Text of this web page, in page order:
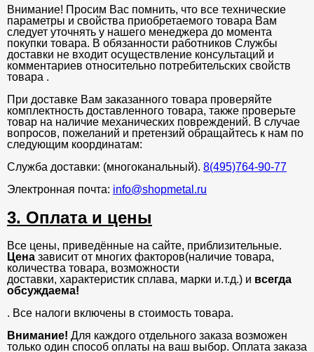
Внимание! Просим Вас помнить, что все технические
параметры и свойства приобретаемого товара Вам
следует уточнять у нашего менеджера до момента
покупки товара. В обязанности работников Службы
доставки не входит осуществление консультаций и
комментариев относительно потребительских свойств
товара .
При доставке Вам заказанного товара проверяйте
комплектность доставленного товара, также проверьте
товар на наличие механических повреждений. В случае
вопросов, пожеланий и претензий обращайтесь к нам по
следующим координатам:
Служба доставки: (многоканальный). 8(495)764-90-77
Электронная почта: info@shopmetal.ru
3. Оплата и цены
Все цены, приведённые на сайте, приблизительные.
Цена зависит от многих факторов(наличие товара,
количества товара, возможности
доставки, характеристик сплава, марки и.т.д.) и всегда
обсуждаема!
. Все налоги включены в стоимость товара.
Внимание! Для каждого отдельного заказа возможен
только один способ оплаты на ваш выбор. Оплата заказа